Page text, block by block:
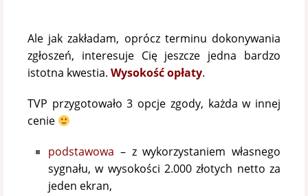
Ale jak zakładam, oprócz terminu dokonywania
zgłoszeń, interesuje Cię jeszcze jedna bardzo
istotna kwestia. Wysokość opłaty.
TVP przygotowało 3 opcje zgody, każda w innej
cenie
podstawowa – z wykorzystaniem własnego
sygnału, w wysokości 2.000 złotych netto za
jeden ekran,